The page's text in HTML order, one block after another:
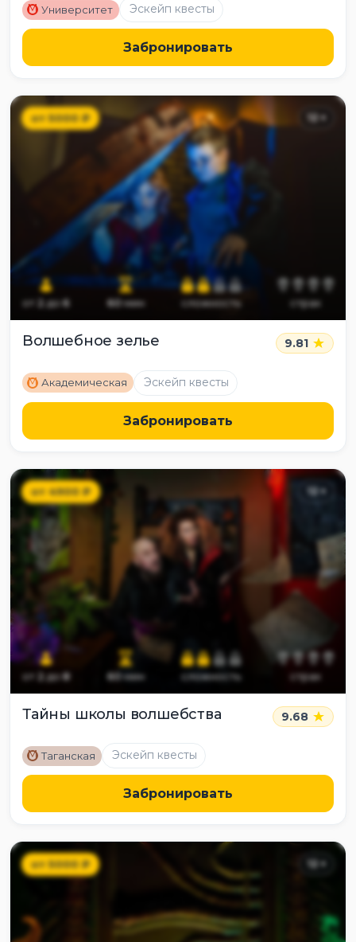
M Университет Эскейп квесты
Забронировать
от5000₽ 12 +
от 2до6 60мин сложность страх
Волшебное зелье 9.81
M Академическая Эскейп квесты
Забронировать
от4900₽ 12 +
от 2до8 60мин сложность страх
Тайны школы волшебства 9.68
M Таганская Эскейп квесты
Забронировать
от5000₽ 12 +